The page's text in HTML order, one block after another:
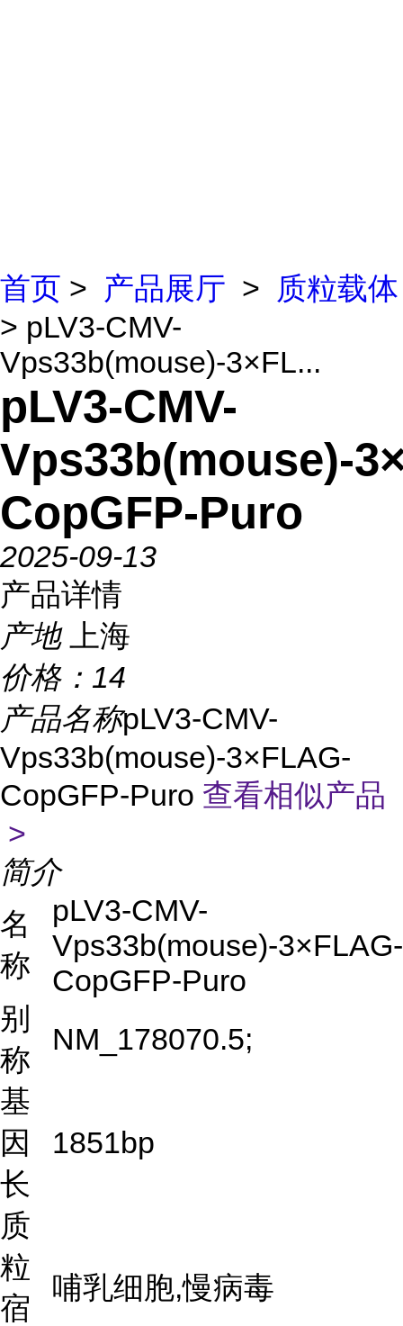
首页 > 产品展厅 >
质粒载体
> pLV3-CMV-
Vps33b(mouse)-3×FL...
pLV3-CMV-
Vps33b(mouse)-
CopGFP-Puro
2025-09-13
产品详情
产地
上海
价格： 14
产品名称pLV3-CMV-
Vps33b(mouse)-3×FLAG-
CopGFP-Puro 查看相似产品
>
简介
名
称
pLV3-CMV-
Vps33b(mouse)-3×FLAG-
CopGFP-Puro
别
称
NM_178070.5;
基
因
长
1851bp
质
粒
宿
哺乳细胞,慢病毒